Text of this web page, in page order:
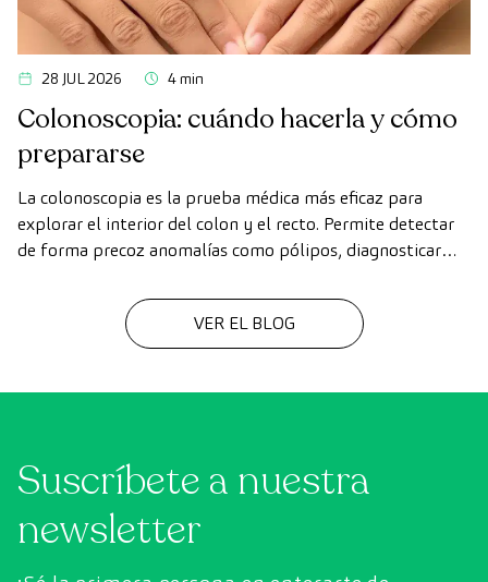
28 JUL 2026 4 min
Colonoscopia: cuándo hacerla y cómo
prepararse
La colonoscopia es la prueba médica más eficaz para
explorar el interior del colon y el recto. Permite detectar
de forma precoz anomalías como pólipos, diagnosticar
VER EL BLOG
Suscríbete a nuestra
newsletter